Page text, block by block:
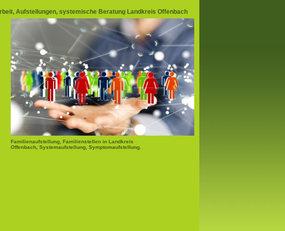
Aufstellungen, systemische Beratung Landkreis Offenbach
Familienaufstellung, Familienstellen in Landkreis
Offenbach, Systemaufstellung, Symptomaufstellung.